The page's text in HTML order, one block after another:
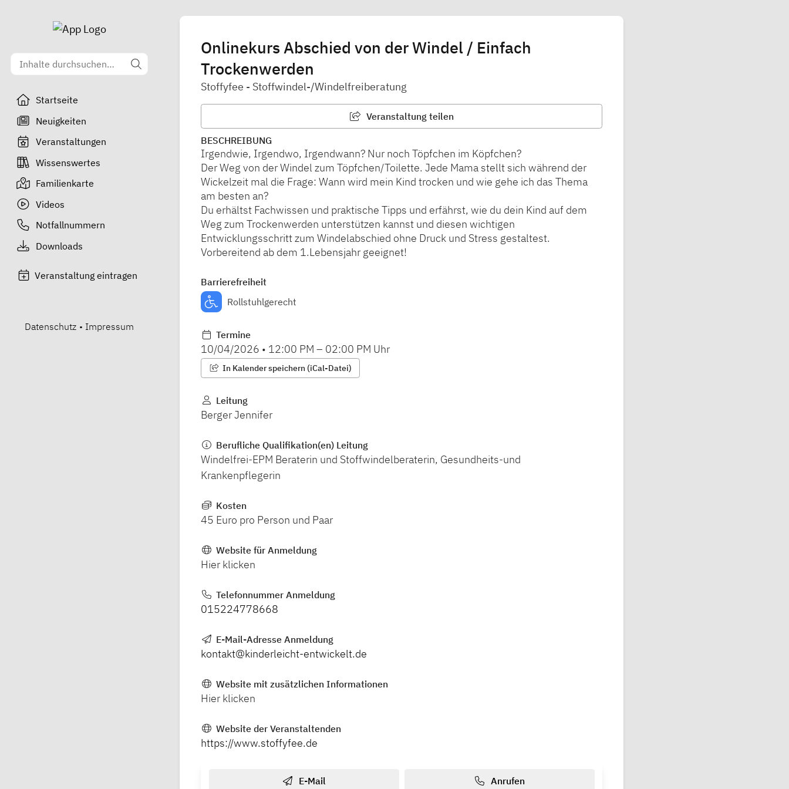
Startseite
Neuigkeiten
Veranstaltungen
Wissenswertes
Familienkarte
Videos
Notfallnummern
Downloads
Veranstaltung eintragen
Datenschutz • Impressum
Onlinekurs Abschied von der Windel / Einfach
Trockenwerden
Stoffyfee - Stoffwindel-/Windelfreiberatung
Veranstaltung teilen
BESCHREIBUNG
Irgendwie, Irgendwo, Irgendwann? Nur noch Töpfchen im Köpfchen?
Der Weg von der Windel zum Töpfchen/Toilette. Jede Mama stellt sich während der
Wickelzeit mal die Frage: Wann wird mein Kind trocken und wie gehe ich das Thema
am besten an?
Du erhältst Fachwissen und praktische Tipps und erfährst, wie du dein Kind auf dem
Weg zum Trockenwerden unterstützen kannst und diesen wichtigen
Entwicklungsschritt zum Windelabschied ohne Druck und Stress gestaltest.
Vorbereitend ab dem 1.Lebensjahr geeignet!
Barrierefreiheit
Rollstuhlgerecht
Termine
10/04/2026 • 12:00 PM – 02:00 PM Uhr
In Kalender speichern (iCal-Datei)
Leitung
Berger Jennifer
Berufliche Qualifikation(en) Leitung
Windelfrei-EPM Beraterin und Stoffwindelberaterin, Gesundheits-und
Krankenpflegerin
Kosten
45 Euro pro Person und Paar
Website für Anmeldung
Hier klicken
Telefonnummer Anmeldung
015224778668
E-Mail-Adresse Anmeldung
kontakt@kinderleicht-entwickelt.de
Website mit zusätzlichen Informationen
Hier klicken
Website der Veranstaltenden
https://www.stoffyfee.de
E-Mail Anrufen